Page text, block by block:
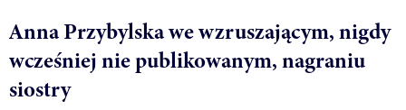
Anna Przybylska we wzruszającym, nigdy
wcześniej nie publikowanym, nagraniu
siostry